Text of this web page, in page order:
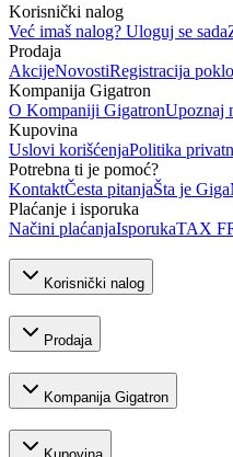
Korisnički nalog
Već imaš nalog? Uloguj se sada
Prodaja
AkcijeNovostiRegistracija
Kompanija Gigatron
O Kompaniji GigatronUpoznaj
Kupovina
Uslovi korišćenjaPolitika
Potrebna ti je pomoć?
KontaktČesta pitanjaŠta je
Plaćanje i isporuka
Načini plaćanjaIsporukaTAX
Korisnički nalog
Prodaja
Kompanija Gigatron